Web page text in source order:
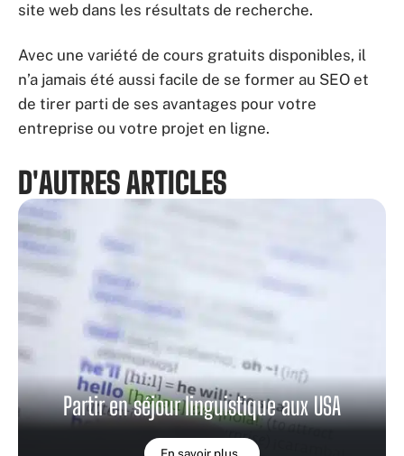
site web dans les résultats de recherche.
Avec une variété de cours gratuits disponibles, il
n’a jamais été aussi facile de se former au SEO et
de tirer parti de ses avantages pour votre
entreprise ou votre projet en ligne.
D'AUTRES ARTICLES
Partir en séjour linguistique aux USA